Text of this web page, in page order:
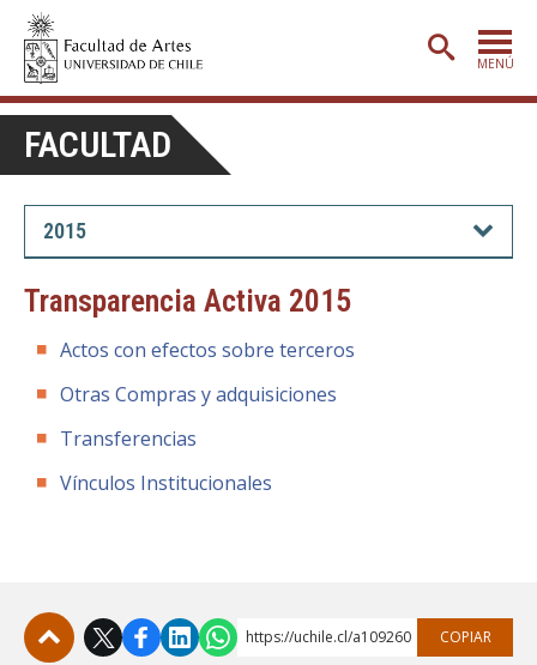
MENÚ
ADMISIÓN
CARRERAS
POSTGRADO
EXTENSIÓN
CREACIÓNE INVESTIGACIÓN
Académicas/os Egresadas/os
FACULTAD
2015
Transparencia Activa 2015
Actos con efectos sobre terceros
Otras Compras y adquisiciones
Transferencias
Vínculos Institucionales
https://uchile.cl/a109260 COPIAR